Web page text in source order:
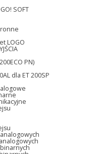
SOFT
LOGO
PN)
dla ET 200SP